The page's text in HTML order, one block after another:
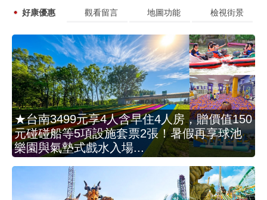
好康優惠 觀看留言 地圖功能 檢視街景
★台南3499元享4人含早住4人房，贈價值150
元碰碰船等5項設施套票2張！暑假再享球池
樂園與氣墊式戲水入場...